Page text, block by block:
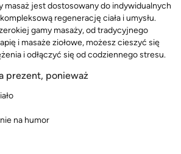
masaż jest dostosowany do indywidualnych
regenerację ciała i umysłu.
gamy masaży, od tradycyjnego
i masaże ziołowe, możesz cieszyć się
i odłączyć się od codziennego stresu.
prezent, ponieważ
na humor